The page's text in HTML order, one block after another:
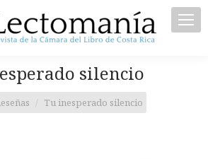
silencio
Tu inesperado silencio